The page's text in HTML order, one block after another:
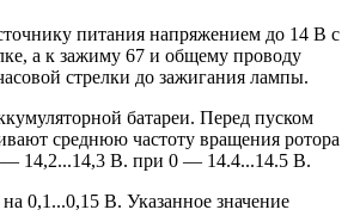
питания напряжением до 14 В с
а к зажиму 67 и общему проводу
стрелки до зажигания лампы.
батареи. Перед пуском
среднюю частоту вращения ротора
— 14,2...14,3 В. при 0 — 14.4...14.5 В.
0,1...0,15 В. Указанное значение